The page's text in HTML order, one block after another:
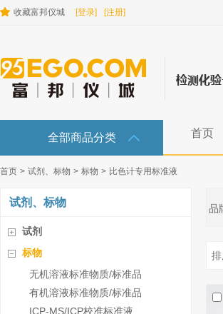
收藏富邦仪城 [登录] [注册]
全部商品分类 首页
首页 > 试剂、标物 > 标物 > 比色计专用标准液
试剂、标物
试剂
标物
无机溶液标准物质/标准品
有机溶液标准物质/标准品
ICP-MS/ICP校准标准液
品
排